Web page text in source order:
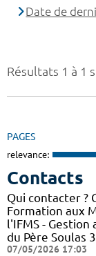
Résultats 1 à 1
PAGES
relevance:
Contacts
Qui contacter ?
Formation aux
l'IFMS -
du Père Soulas
07/05/2026 17:03
Date de